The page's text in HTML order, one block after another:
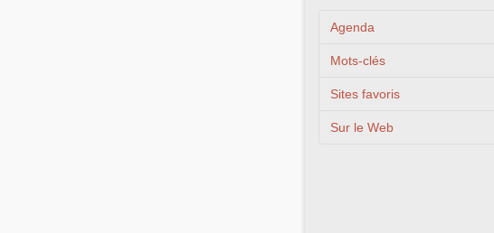
Agenda
Mots-clés
Sites favoris
Sur le Web